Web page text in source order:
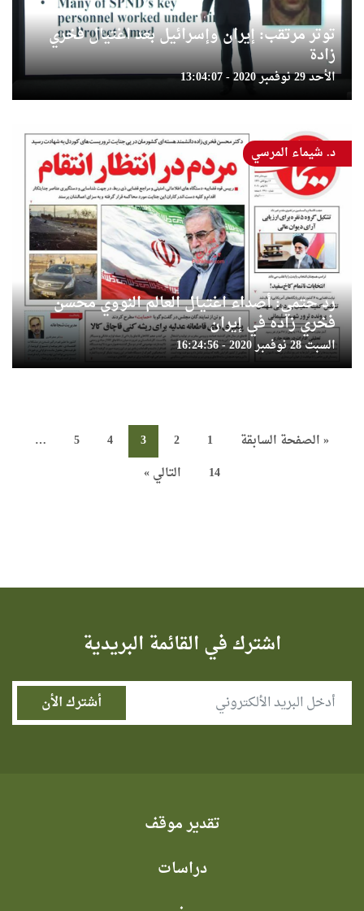
توتر مرتقب: إيران وإسرائيل بعد اغتيال فخري
زادة
الأحد 29 نوفمبر 2020 - 13:04:07
رد حتمي: أصداء اغتيال العالم النووي محسن
فخري زاده في إيران
السبت 28 نوفمبر 2020 - 16:24:56
د. شيماء المرسي
« الصفحة السابقة 1
2
3
4
5
…
14
التالي »
اشترك في القائمة البريدية
تقدير موقف
دراسات